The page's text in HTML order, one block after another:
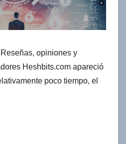
opiniones y
Heshbits.com apareció
poco tiempo, el